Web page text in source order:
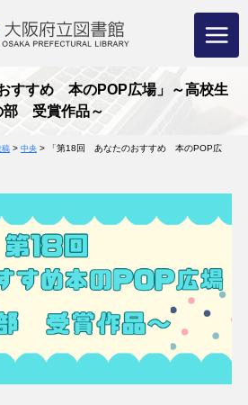
すすめ 本のPOP広場」～高校生
部 受賞作品～
> 中央>
「第18回 あなたのおすすめ 本のPOP広